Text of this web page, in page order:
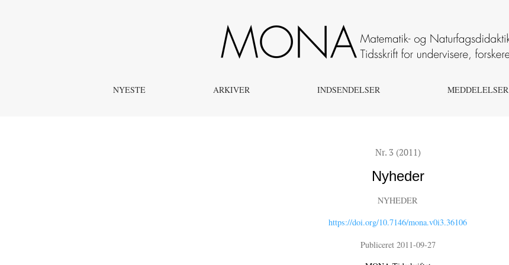
NYESTE ARKIVER INDSENDELSER MEDDELELSER
Nr. 3 (2011)
Nyheder
NYHEDER
https://doi.org/10.7146/mona.v0i3.36106
Publiceret 2011-09-27